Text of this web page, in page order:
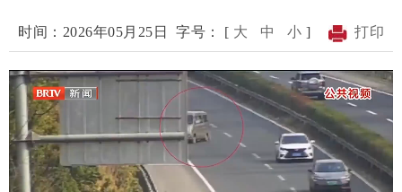
时间：2026年05月25日 字号： [ 大 中 小 ] 打印